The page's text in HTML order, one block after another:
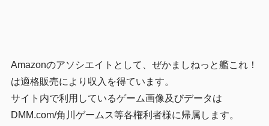
Amazonのアソシエイトとして、ぜかましねっと艦これ！
は適格販売により収入を得ています。
サイト内で利用しているゲーム画像及びデータは
DMM.com/角川ゲームス等各権利者様に帰属します。